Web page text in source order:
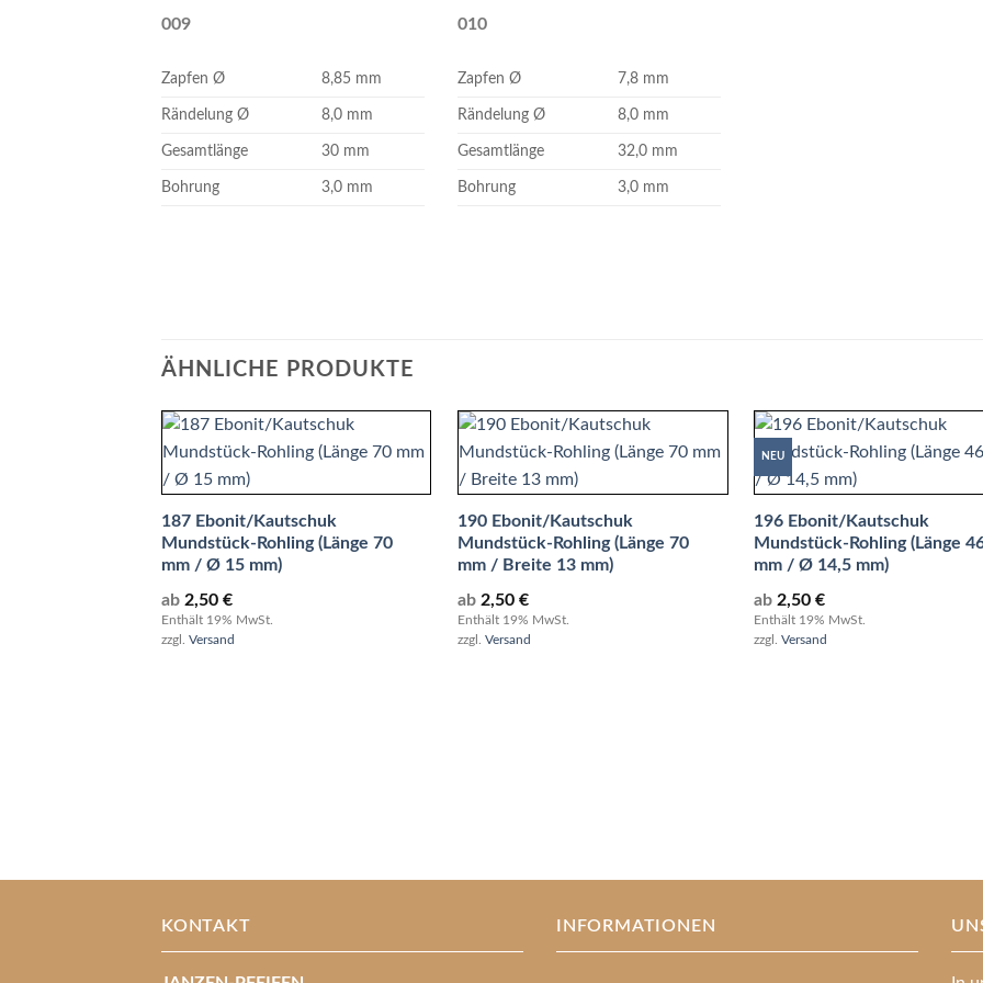
009
Zapfen Ø 8,85 mm
Rändelung Ø 8,0 mm
Gesamtlänge 30 mm
Bohrung 3,0 mm
010
Zapfen Ø 7,8 mm
Rändelung Ø 8,0 mm
Gesamtlänge 32,0 mm
Bohrung 3,0 mm
ÄHNLICHE PRODUKTE
187 Ebonit/Kautschuk
Mundstück-Rohling (Länge 70
mm / Ø 15 mm)
ab 2,50 €
Enthält 19% MwSt.
zzgl. Versand
190 Ebonit/Kautschuk
Mundstück-Rohling (Länge 70
mm / Breite 13 mm)
ab 2,50€
Enthält 19% MwSt.
zzgl.Versand
NEU
196 Ebonit/Kautschuk
Mundstück-Rohling (Länge
mm / Ø 14,5 mm)
ab 2,50€
Enthält 19% MwSt.
zzgl.Versand
KONTAKT INFORMATIONEN